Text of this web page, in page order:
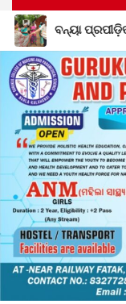
ଅବସରପ୍ରାପ୍ତ